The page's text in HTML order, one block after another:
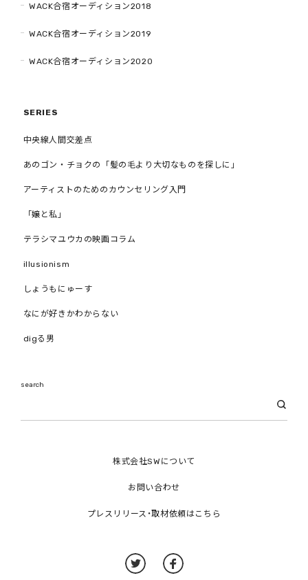
株式会社SWについて
お問い合わせ
プレスリリース・取材依頼はこちら
WACK合宿オーディション2018
WACK合宿オーディション2019
WACK合宿オーディション2020
SERIES
中央線人間交差点
あのゴン・チョクの「髪の毛より大切なものを探しに」
アーティストのためのカウンセリング入門
「嬢と私」
テラシマユウカの映画コラム
illusionism
しょうもにゅーす
なにが好きかわからない
digる男
search